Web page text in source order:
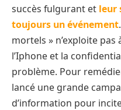
succès fulgurant et leur
toujours un événement
mortels » n’exploite
l’Iphone et la
problème. Pour
lancé une grande
d’information pour